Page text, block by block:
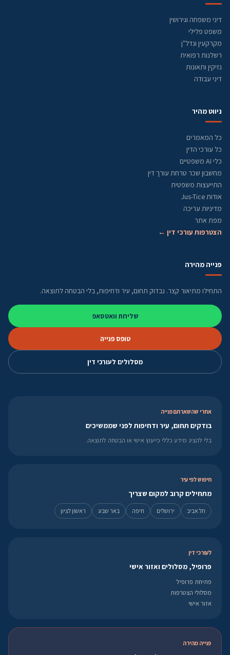
דיני משפחה וגירושין
משפט פלילי
מקרקעין ונדל"ן
רשלנות רפואית
נזיקין ותאונות
דיני עבודה
ניווט מהיר
כל המאמרים
כל עורכי הדין
כלי AI משפטיים
מחשבון שכר טרחת עורך דין
התייעצות משפטית
אודות Jus-Tice
מדיניות עריכה
מפת אתר
הצטרפות עורכי דין ←
פנייה מהירה
התחילו מתיאור קצר. נבדוק תחום, עיר ודחיפות, בלי הבטחה לתוצאה.
שליחת וואטסאפ
טופס פנייה
מסלולים לעורכי דין
אחרי שהשארתם פנייה
בודקים תחום, עיר ודחיפות לפני שממשיכים
בלי להציג מידע כללי כייעוץ אישי או הבטחה לתוצאה.
חיפוש לפי עיר
מתחילים קרוב למקום שצריך
תל אביב ירושלים חיפה באר שבע ראשון לציון
לעורכי דין
פרופיל, מסלולים ואזור אישי
פתיחת פרופיל
מסלולי הצטרפות
אזור אישי
פנייה מהירה